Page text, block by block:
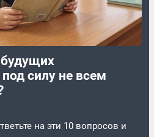
силу не всем
на эти 10 вопросов и